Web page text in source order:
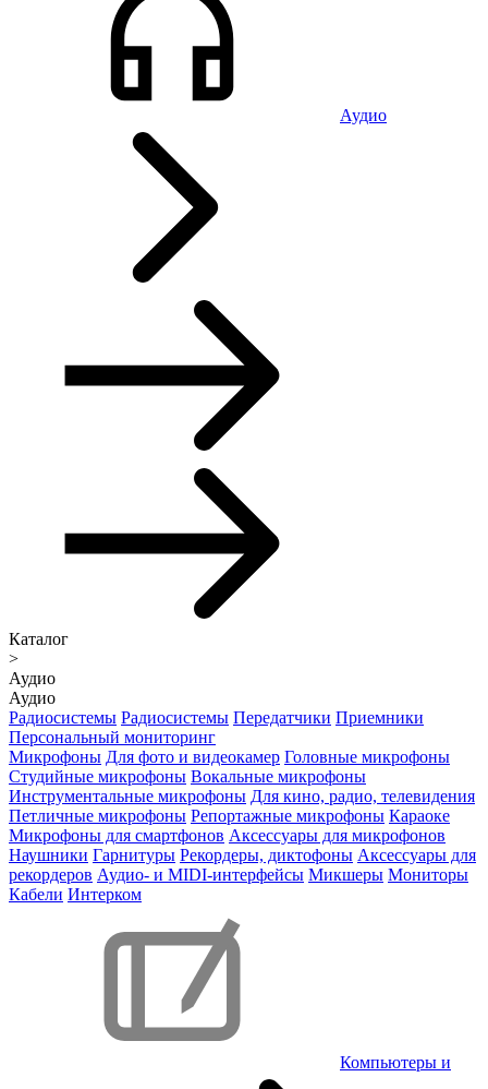
Аудио
Каталог
>
Аудио
Аудио
Радиосистемы Радиосистемы Передатчики Приемники
Персональный мониторинг
Микрофоны Для фото и видеокамер Головные микрофоны
Студийные микрофоны Вокальные микрофоны
Инструментальные микрофоны Для кино, радио, телевидения
Петличные микрофоны Репортажные микрофоны Караоке
Микрофоны для смартфонов Аксессуары для микрофонов
Наушники Гарнитуры Рекордеры, диктофоны Аксессуары для
рекордеров Аудио- и MIDI-интерфейсы Микшеры Мониторы
Кабели Интерком
Компьютеры и